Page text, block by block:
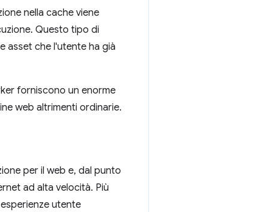
nella cache viene
Questo tipo di
asset che l'utente ha già
forniscono un enorme
web altrimenti ordinarie.
per il web e, dal punto
ad alta velocità. Più
utente